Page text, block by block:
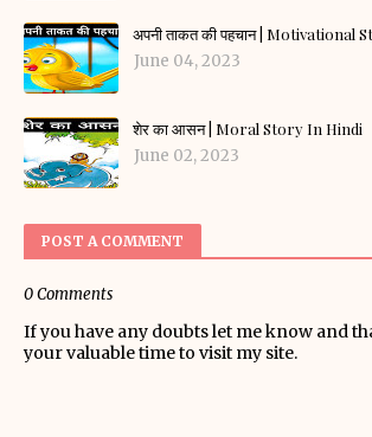
अपनी ताकत की पहचान | Motivational
June 04, 2023
शेर का आसन | Moral Story In Hindi
June 02, 2023
POST A COMMENT
0 Comments
If you have any doubts let me know and
your valuable time to visit my site.